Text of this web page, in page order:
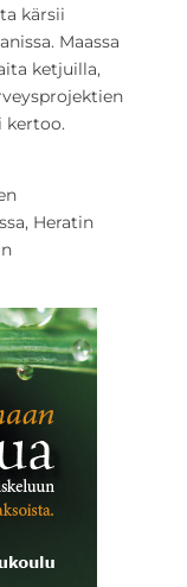
kärsii
Maassa
ketjuilla,
kertoo.
Heratin